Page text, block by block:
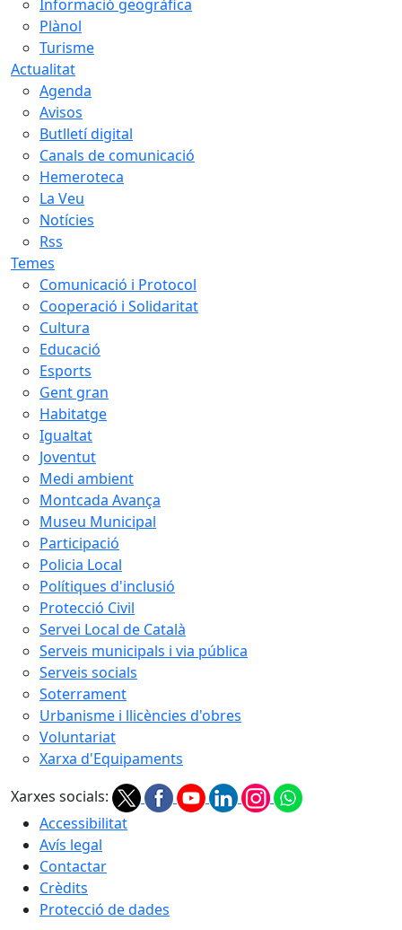
Informació geogràfica
Plànol
Turisme
Actualitat
Agenda
Avisos
Butlletí digital
Canals de comunicació
Hemeroteca
La Veu
Notícies
Rss
Temes
Comunicació i Protocol
Cooperació i Solidaritat
Cultura
Educació
Esports
Gent gran
Habitatge
Igualtat
Joventut
Medi ambient
Montcada Avança
Museu Municipal
Participació
Policia Local
Polítiques d'inclusió
Protecció Civil
Servei Local de Català
Serveis municipals i via pública
Serveis socials
Soterrament
Urbanisme i llicències d'obres
Voluntariat
Xarxa d'Equipaments
Xarxes socials:
Accessibilitat
Avís legal
Contactar
Crèdits
Protecció de dades